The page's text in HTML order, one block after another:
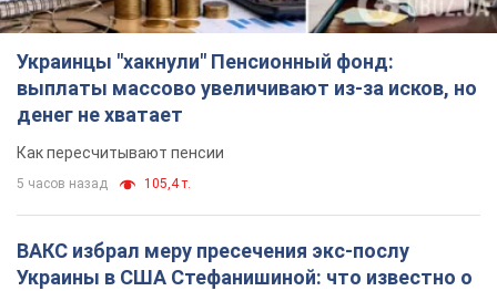
Украинцы "хакнули" Пенсионный фонд:
выплаты массово увеличивают из-за исков, но
денег не хватает
Как пересчитывают пенсии
5 часов назад 105,4 т.
ВАКС избрал меру пресечения экс-послу
Украины в США Стефанишиной: что известно о